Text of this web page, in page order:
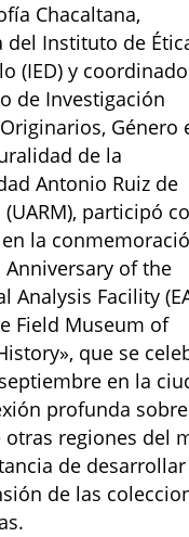
Chacaltana,
del Instituto de
(IED) y
de Investigación
Género
de la
Antonio Ruiz de
participó
la
Anniversary of the
Analysis Facility
Field Museum of
que se
en la
profunda
regiones del
de
de las